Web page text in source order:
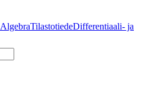
AlgebraTilastotiedeDifferentiaali- ja